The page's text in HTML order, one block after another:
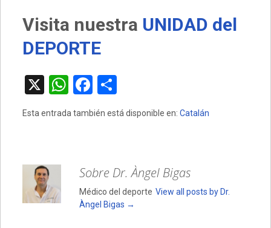
Visita nuestra UNIDAD del
DEPORTE
X
W
h
at
F
a
ce
o
o
k
o
m
ar
tir
Esta entrada también está disponible en: Catalán
Sobre Dr. Àngel Bigas
Médico del deporte View all posts by Dr.
Àngel Bigas →